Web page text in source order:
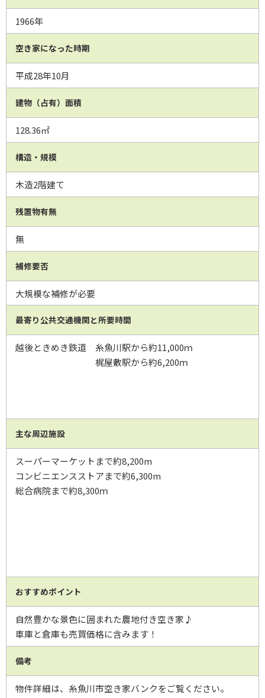
1966年
空き家になった時期
平成28年10月
建物（占有）面積
128.36㎡
構造・規模
木造2階建て
残置物有無
無
補修要否
大規模な補修が必要
最寄り公共交通機関と所要時間
越後ときめき鉄道 糸魚川駅から約11,000ｍ
梶屋敷駅から約6,200ｍ
主な周辺施設
スーパーマーケットまで約8,200m
コンビニエンスストアまで約6,300m
総合病院まで約8,300ｍ
おすすめポイント
自然豊かな景色に囲まれた農地付き空き家♪
車庫と倉庫も売買価格に含みます！
備考
物件詳細は、糸魚川市空き家バンクをご覧ください。